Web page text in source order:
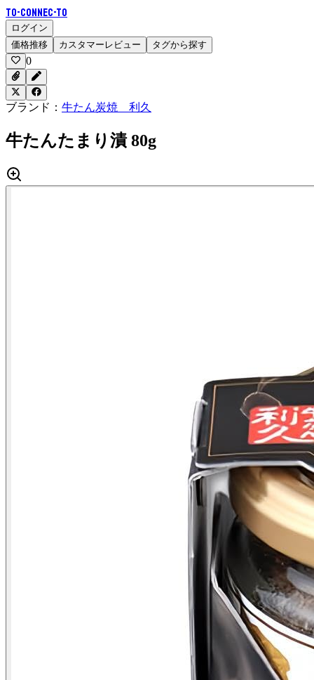
To-Connec-TO
ログイン
価格推移
カスタマーレビュー タグから探す
0
ブランド： 牛たん炭焼 利久
牛たんたまり漬 80g